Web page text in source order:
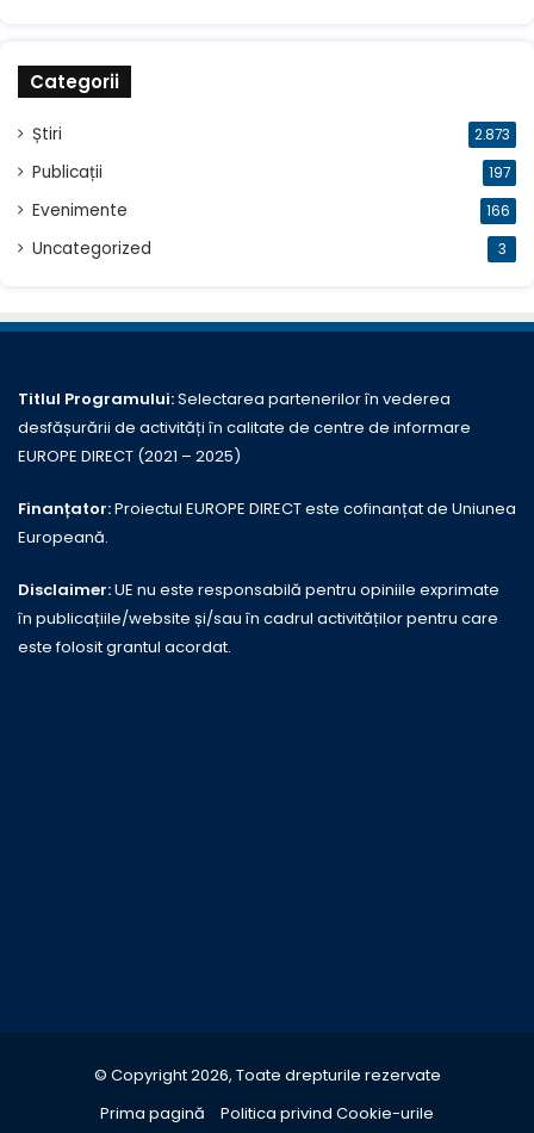
Categorii
Știri 2.873
Publicații 197
Evenimente 166
Uncategorized 3
Titlul Programului:Selectarea partenerilor în vederea
desfășurării de activități în calitate de centre de informare
EUROPE DIRECT (2021 – 2025)
Finanțator:Proiectul EUROPE DIRECT este cofinanțat de Uniunea
Europeană.
Disclaimer:UE nu este responsabilă pentru opiniile exprimate
în publicațiile/website și/sau în cadrul activităților pentru care
este folosit grantul acordat.
© Copyright 2026, Toate drepturile rezervate
Prima pagină
Politica privind Cookie-urile